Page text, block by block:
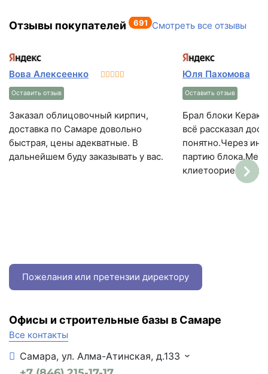
Отзывы покупателей 691 Смотреть все отзывы
Вова Алексеенко
Оставить отзыв
Заказал облицовочный кирпич,
доставка по Самаре довольно
быстрая, цены адекватные. В
дальнейшем буду заказывать у вас.
Юля Пахомова
Оставить отзыв
Брал блоки
всё рассказал
понятно.Через
партию
Пожелания или претензии директору
Офисы и строительные базы в Самаре
Все контакты
Самара, ул. Алма-Атинская, д.133